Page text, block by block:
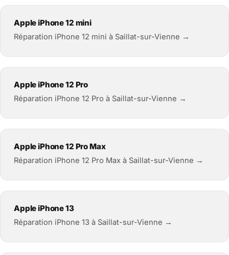
Apple iPhone 12 mini
Réparation iPhone 12 mini à Saillat-sur-Vienne →
Apple iPhone 12 Pro
Réparation iPhone 12 Pro à Saillat-sur-Vienne →
Apple iPhone 12 Pro Max
Réparation iPhone 12 Pro Max à Saillat-sur-Vienne →
Apple iPhone 13
Réparation iPhone 13 à Saillat-sur-Vienne →